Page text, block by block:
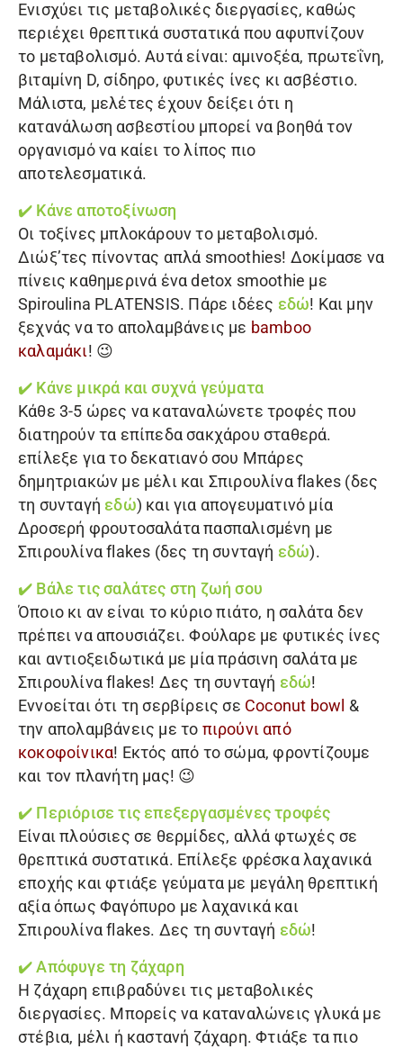
Ενισχύει τις μεταβολικές διεργασίες, καθώς
περιέχει θρεπτικά συστατικά που αφυπνίζουν
το μεταβολισμό. Αυτά είναι: αμινοξέα, πρωτεΐνη,
βιταμίνη D, σίδηρο, φυτικές ίνες κι ασβέστιο.
Μάλιστα, μελέτες έχουν δείξει ότι η
κατανάλωση ασβεστίου μπορεί να βοηθά τον
οργανισμό να καίει το λίπος πιο
αποτελεσματικά.
✔️ Κάνε αποτοξίνωση
Οι τοξίνες μπλοκάρουν το μεταβολισμό.
Διώξ’τες πίνοντας απλά smoothies! Δοκίμασε να
πίνεις καθημερινά ένα detox smoothie με
Spiroulina PLATENSIS. Πάρε ιδέες εδώ! Και μην
ξεχνάς να το απολαμβάνεις με bamboo
καλαμάκι! 😉
✔️ Κάνε μικρά και συχνά γεύματα
Κάθε 3-5 ώρες να καταναλώνετε τροφές που
διατηρούν τα επίπεδα σακχάρου σταθερά.
επίλεξε για το δεκατιανό σου Μπάρες
δημητριακών με μέλι και Σπιρουλίνα flakes (δες
τη συνταγή εδώ) και για απογευματινό μία
Δροσερή φρουτοσαλάτα πασπαλισμένη με
Σπιρουλίνα flakes (δες τη συνταγή εδώ).
✔️ Βάλε τις σαλάτες στη ζωή σου
Όποιο κι αν είναι το κύριο πιάτο, η σαλάτα δεν
πρέπει να απουσιάζει. Φούλαρε με φυτικές ίνες
και αντιοξειδωτικά με μία πράσινη σαλάτα με
Σπιρουλίνα flakes! Δες τη συνταγή εδώ!
Εννοείται ότι τη σερβίρεις σε Coconut bowl &
την απολαμβάνεις με το πιρούνι από
κοκοφοίνικα! Εκτός από το σώμα, φροντίζουμε
και τον πλανήτη μας! 😉
✔️ Περιόρισε τις επεξεργασμένες τροφές
Είναι πλούσιες σε θερμίδες, αλλά φτωχές σε
θρεπτικά συστατικά. Επίλεξε φρέσκα λαχανικά
εποχής και φτιάξε γεύματα με μεγάλη θρεπτική
αξία όπως Φαγόπυρο με λαχανικά και
Σπιρουλίνα flakes. Δες τη συνταγή εδώ!
✔️ Απόφυγε τη ζάχαρη
Η ζάχαρη επιβραδύνει τις μεταβολικές
διεργασίες. Μπορείς να καταναλώνεις γλυκά με
στέβια, μέλι ή καστανή ζάχαρη. Φτιάξε τα πιο